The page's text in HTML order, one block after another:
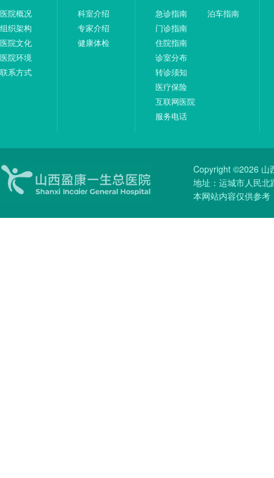
医院概况
组织架构
医院文化
医院环境
联系方式
科室介绍
专家介绍
健康体检
急诊指南
门诊指南
住院指南
诊室分布
转诊须知
医疗保险
互联网医院
服务电话
泊车指南
Copyright ©2026
地址：运城市人民
本网站内容仅供参